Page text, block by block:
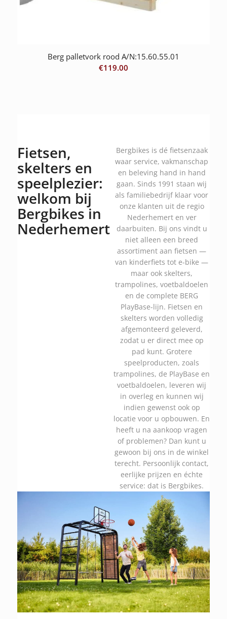
Berg palletvork rood A/N:15.60.55.01
€119.00
Fietsen,
skelters en
speelplezier:
welkom bij
Bergbikes in
Nederhemert
Bergbikes is dé fietsenzaak
waar service, vakmanschap
en beleving hand in hand
gaan. Sinds 1991 staan wij
als familiebedrijf klaar voor
onze klanten uit de regio
Nederhemert en ver
daarbuiten. Bij ons vindt u
niet alleen een breed
assortiment aan fietsen —
van kinderfiets tot e-bike —
maar ook skelters,
trampolines, voetbaldoelen
en de complete BERG
PlayBase-lijn. Fietsen en
skelters worden volledig
afgemonteerd geleverd,
zodat u er direct mee op
pad kunt. Grotere
speelproducten, zoals
trampolines, de PlayBase en
voetbaldoelen, leveren wij
in overleg en kunnen wij
indien gewenst ook op
locatie voor u opbouwen. En
heeft u na aankoop vragen
of problemen? Dan kunt u
gewoon bij ons in de winkel
terecht. Persoonlijk contact,
eerlijke prijzen en échte
service: dat is Bergbikes.